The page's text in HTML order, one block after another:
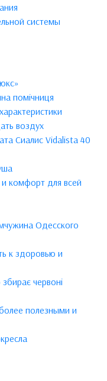
системы
помічниця
воздух
Сиалис Vidalista 40
комфорт для всей
Одесского
к здоровью и
збирає червоні
полезными и